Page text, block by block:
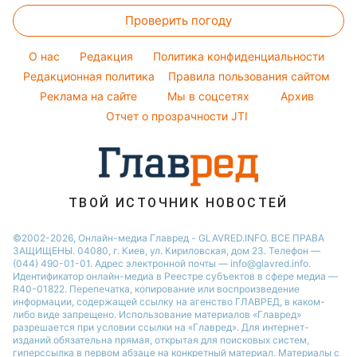
Виталий Козловский
София Ротару
Праздничное меню
Новости Днепра
Новости Черкассы
Новости Тернополя
Новости Ровно
Новости Запорожья
Новости Одессы
Погода на сегодня
Погода на завтра
Пылевая буря
Тесты по картинке
Оптические иллюзии
Народные приметы
Все о шоу-бизнесе
Проверить погоду
O нас Редакция
Политика конфиденциальности
Редакционная политика
Правила пользования сайтом
Реклама на сайте
Мы в соцсетях
Архив
Отчет о прозрачности JTI
ТВОЙ ИСТОЧНИК НОВОСТЕЙ
©2002-2026, Онлайн-медиа Главред - GLAVRED.INFO. ВСЕ ПРАВА
ЗАЩИЩЕНЫ. 04080, г. Киев, ул. Кириловская, дом 23. Телефон —
(044) 490-01-01. Адрес электронной почты — info@glavred.info.
Идентификатор онлайн-медиа в Реестре cубъектов в сфере медиа —
R40-01822. Перепечатка, копирование или воспроизведение
информации, содержащей ссылку на агенство ГЛАВРЕД, в каком-
либо виде запрещено. Использование материалов «Главред»
разрешается при условии ссылки на «Главред». Для интернет-
изданий обязательна прямая, открытая для поисковых систем,
гиперссылка в первом абзаце на конкретный материал. Материалы с